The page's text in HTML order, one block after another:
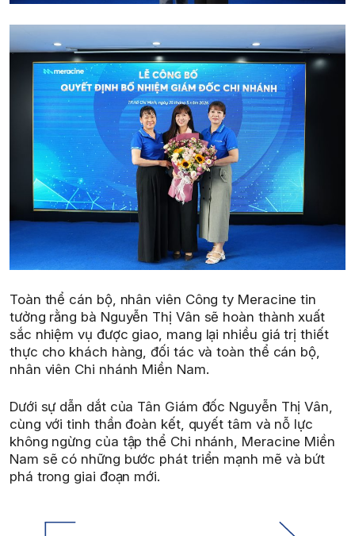
Toàn thể cán bộ, nhân viên Công ty Meracine tin
tưởng rằng bà Nguyễn Thị Vân sẽ hoàn thành xuất
sắc nhiệm vụ được giao, mang lại nhiều giá trị thiết
thực cho khách hàng, đối tác và toàn thể cán bộ,
nhân viên Chi nhánh Miền Nam.
Dưới sự dẫn dắt của Tân Giám đốc Nguyễn Thị Vân,
cùng với tinh thần đoàn kết, quyết tâm và nỗ lực
không ngừng của tập thể Chi nhánh, Meracine Miền
Nam sẽ có những bước phát triển mạnh mẽ và bứt
phá trong giai đoạn mới.